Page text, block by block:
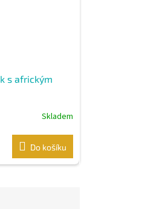
s africkým
Skladem
Do košíku